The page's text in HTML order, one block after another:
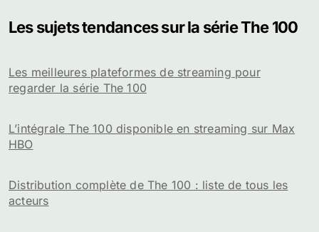
Les sujets tendances sur la série The 100
Les meilleures plateformes de streaming pour
regarder la série The 100
L’intégrale The 100 disponible en streaming sur Max
HBO
Distribution complète de The 100 : liste de tous les
acteurs